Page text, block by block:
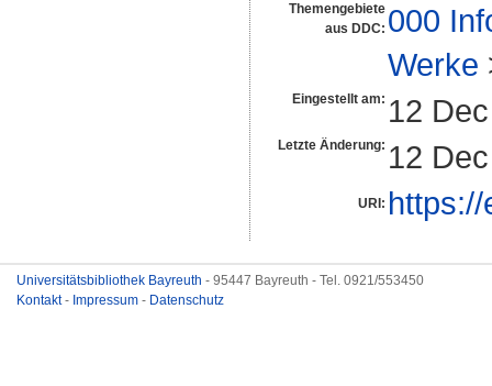
Themengebiete
aus DDC: 000
Werke
Eingestellt am: 12
Letzte Änderung: 12
URI:
Universitätsbibliothek Bayreuth - 95447 Bayreuth - Tel. 0921/553450
Kontakt- Impressum - Datenschutz